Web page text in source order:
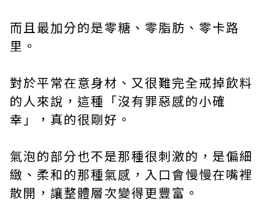
而且最加分的是零糖、零脂肪、零卡路
里。
對於平常在意身材、又很難完全戒掉飲料
的人來說，這種「沒有罪惡感的小確
幸」，真的很剛好。
氣泡的部分也不是那種很刺激的，是偏細
緻、柔和的那種氣感，入口會慢慢在嘴裡
散開，讓整體層次變得更豐富。